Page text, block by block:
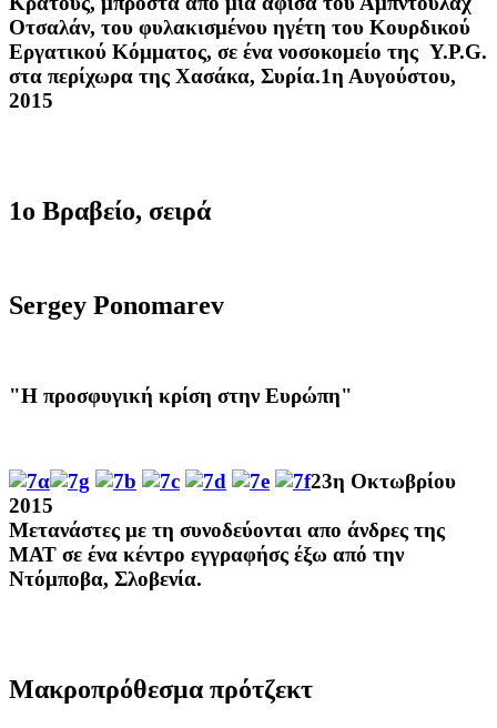
Οτσαλάν, του φυλακισμένου ηγέτη του Κουρδικού
Εργατικού Κόμματος, σε ένα νοσοκομείο της Y.P.G.
στα περίχωρα της Χασάκα, Συρία.1η Αυγούστου,
2015
1ο Βραβείο, σειρά
Sergey Ponomarev
"Η προσφυγική κρίση στην Ευρώπη"
23η Οκτωβρίου
2015
Mετανάστες με τη συνοδεύονται απο άνδρες της
ΜΑΤ σε ένα κέντρο εγγραφήσς έξω από την
Ντόμποβα, Σλοβενία.
Μακροπρόθεσμα πρότζεκτ